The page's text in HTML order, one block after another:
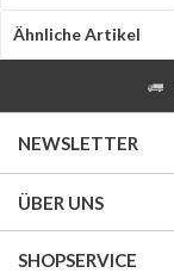
Ähnliche Artikel
NEWSLETTER
ÜBER UNS
SHOPSERVICE